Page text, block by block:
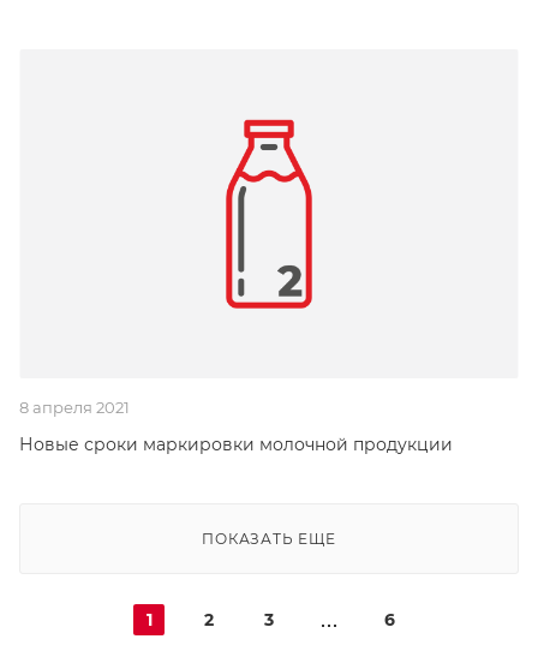
8 апреля 2021
Новые сроки маркировки молочной продукции
ПОКАЗАТЬ ЕЩЕ
1 2 3 6